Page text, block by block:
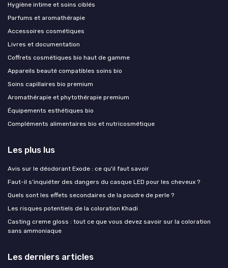
Hygiène intime et soins ciblés
Parfums et aromathérapie
Accessoires cosmétiques
Livres et documentation
Coffrets cosmétiques bio haut de gamme
Appareils beauté compatibles soins bio
Soins capillaires bio premium
Aromathérapie et phytothérapie premium
Équipements esthétiques bio
Compléments alimentaires bio et nutricosmétique
Les plus lus
Avis sur le déodorant Exode : ce qu'il faut savoir
Faut-il s’inquiéter des dangers du casque LED pour les cheveux ?
Quels sont les effets secondaires de la poudre de perle ?
Les risques potentiels de la coloration Khadi
Casting creme gloss : tout ce que vous devez savoir sur la coloration
sans ammoniaque
Les derniers articles